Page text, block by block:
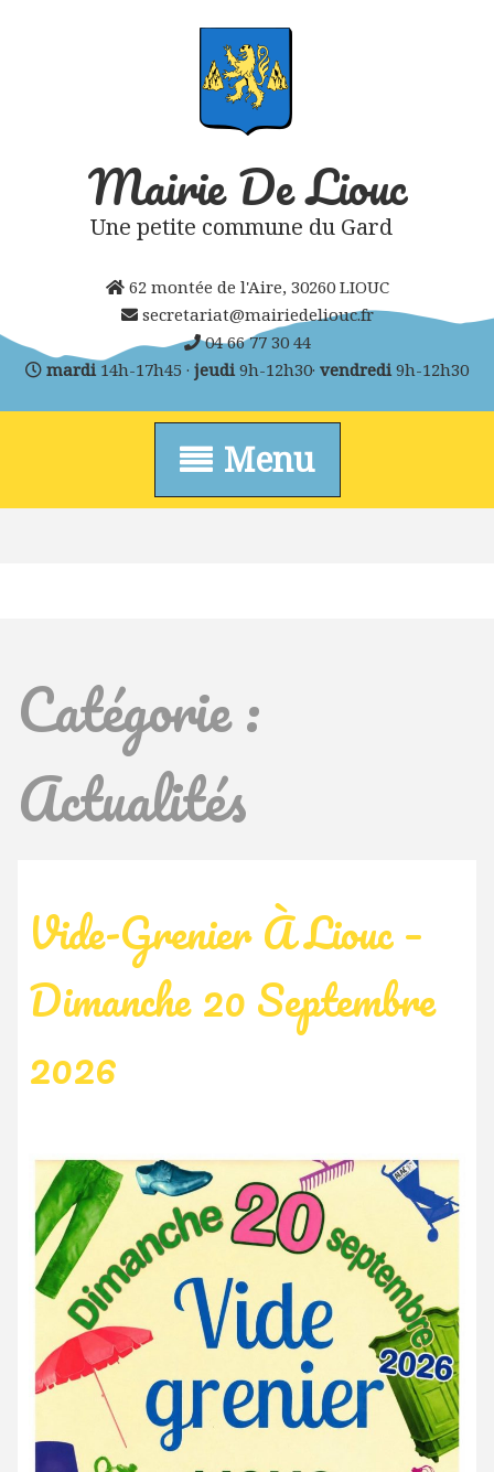
Mairie De Liouc
Une petite commune du Gard
62 montée de l'Aire, 30260 LIOUC
secretariat@mairiedeliouc.fr
04 66 77 30 44
mardi14h-17h45 · jeudi9h-12h30· vendredi9h-12h30
Catégorie :
Actualités
Vide-Grenier À Liouc –
Dimanche 20 Septembre
2026